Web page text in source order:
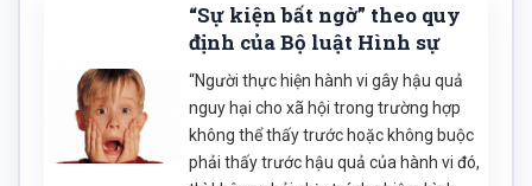
“Sự kiện bất ngờ” theo quy
định của Bộ luật Hình sự
“Người thực hiện hành vi gây hậu quả
nguy hại cho xã hội trong trường hợp
không thể thấy trước hoặc không buộc
phải thấy trước hậu quả của hành vi đó,